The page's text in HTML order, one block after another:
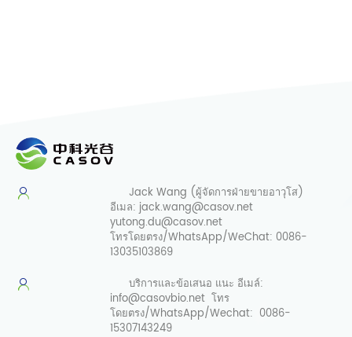
Jack Wang (ผู้จัดการฝ่ายขายอาวุโส)
อีเมล: jack.wang@casov.net
yutong.du@casov.net
โทรโดยตรง/WhatsApp/WeChat: 0086-
13035103869
บริการและข้อเสนอ แนะ อีเมล์:
info@casovbio.net โทร
โดยตรง/WhatsApp/Wechat: 0086-
15307143249